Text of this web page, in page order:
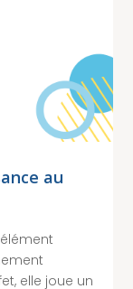
au
elle joue un